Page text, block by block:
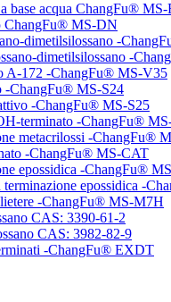
base acqua ChangFu® MS-
ChangFu® MS-DN
dimetilsilossano -
dimetilsilossano -
A-172 -ChangFu® MS-V35
-ChangFu® MS-S24
-ChangFu® MS-S25
terminato -ChangFu®
metacrilossi -ChangFu®
-ChangFu® MS-CAT
epossidica -ChangFu®
epossidica -
-ChangFu® MS-M7H
CAS: 3390-61-2
CAS: 3982-82-9
-ChangFu® EXDT